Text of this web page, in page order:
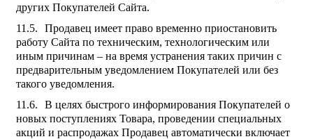
других Покупателей Сайта.
Продавец имеет право временно приостановить
работу Сайта по техническим, технологическим или
иным причинам – на время устранения таких причин с
предварительным уведомлением Покупателей или без
такого уведомления.
В целях быстрого информирования Покупателей о
новых поступлениях Товара, проведении специальных
акций и распродажах Продавец автоматически включает